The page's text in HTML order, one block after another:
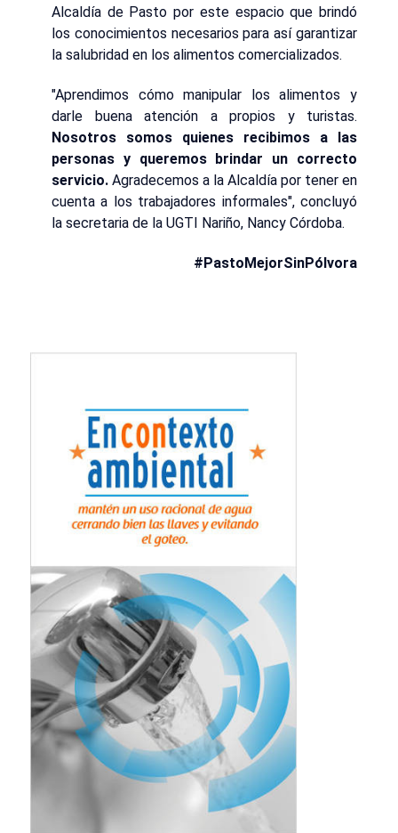
Alcaldía de Pasto por este espacio que brindó
los conocimientos necesarios para así garantizar
la salubridad en los alimentos comercializados.
"Aprendimos cómo manipular los alimentos y
darle buena atención a propios y turistas.
Nosotros somos quienes recibimos a las
personas y queremos brindar un correcto
servicio. Agradecemos a la Alcaldía por tener en
cuenta a los trabajadores informales", concluyó
la secretaria de la UGTI Nariño, Nancy Córdoba.
#PastoMejorSinPólvora